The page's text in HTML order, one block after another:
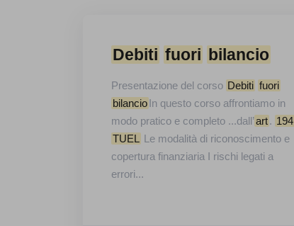
Debiti fuori bilancio
Presentazione del corso Debiti fuori
bilancioIn questo corso affrontiamo in
modo pratico e completo ...dall’art. 194
TUEL
Le modalità di riconoscimento e
copertura finanziaria I rischi legati a
errori...